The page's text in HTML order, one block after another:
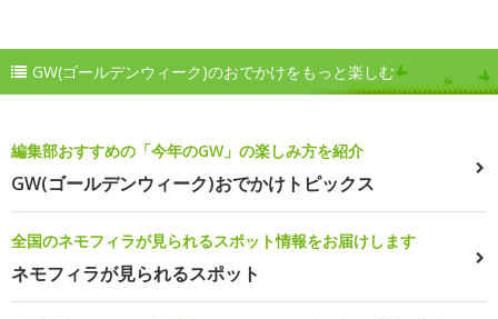
GW(ゴールデンウィーク)のおでかけをもっと楽しむ
編集部おすすめの「今年のGW」の楽しみ方を紹介
GW(ゴールデンウィーク)おでかけトピックス
全国のネモフィラが見られるスポット情報をお届けします
ネモフィラが見られるスポット